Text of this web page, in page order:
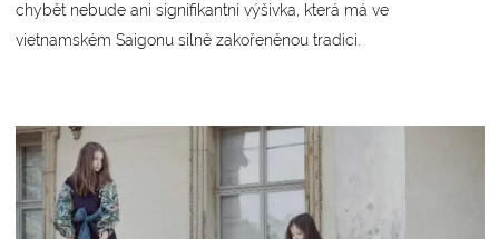
chybět nebude ani signifikantní výšivka, která má ve
vietnamském Saigonu silně zakořeněnou tradici.